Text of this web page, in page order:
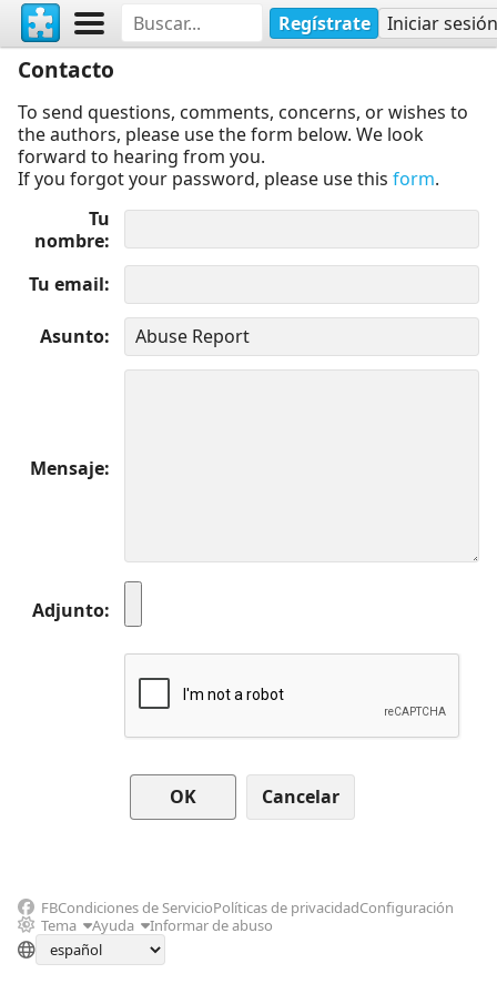
Regístrate Iniciar sesión
Contacto
To send questions, comments, concerns, or wishes to
the authors, please use the form below. We look
forward to hearing from you.
If you forgot your password, please use this form.
Tu
nombre
Tu email
Asunto
Mensaje
Adjunto
Cancelar
FBCondiciones de ServicioPolíticas de privacidadConfiguración
Tema
Ayuda Informar de abuso